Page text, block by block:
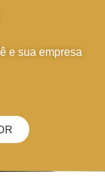
e sua empresa